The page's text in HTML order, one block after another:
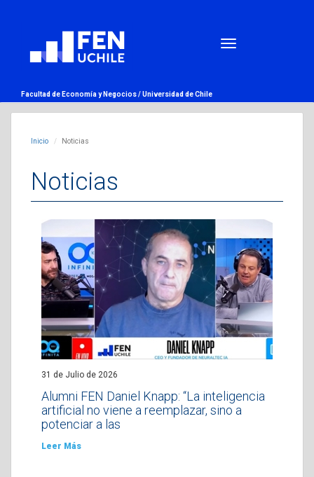
Facultad de Economía y Negocios /Universidad de Chile
Inicio Noticias
Noticias
31 de Julio de 2026
Alumni FEN Daniel Knapp: “La inteligencia
artificial no viene a reemplazar, sino a
potenciar a las
Leer Más